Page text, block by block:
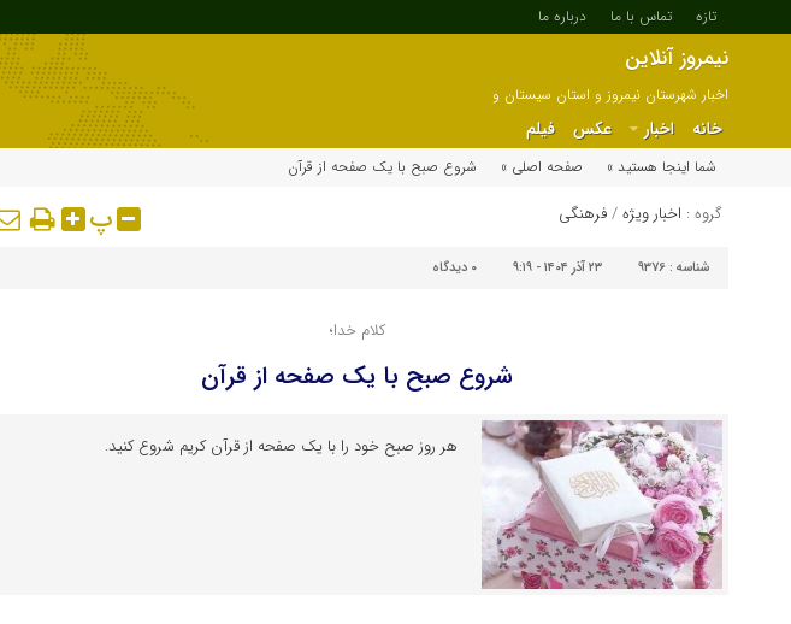
تازه تماس با ما درباره ما
نیمروز آنلاین
اخبار شهرستان نیمروز و استان سیستان و
بلوچستان
خانه اخبار عکس فیلم
شما اینجا هستید »
صفحه اصلی » شروع صبح با یک صفحه از قرآن
گروه : اخبار ویژه/فرهنگی پ
شناسه : 9376 ۲۳ آذر ۱۴۰۴ - ۹:۱۹ ۰ دیدگاه
کلام خدا؛
شروع صبح با یک صفحه از قرآن
هر روز صبح خود را با یک صفحه از قرآن کریم شروع کنید.